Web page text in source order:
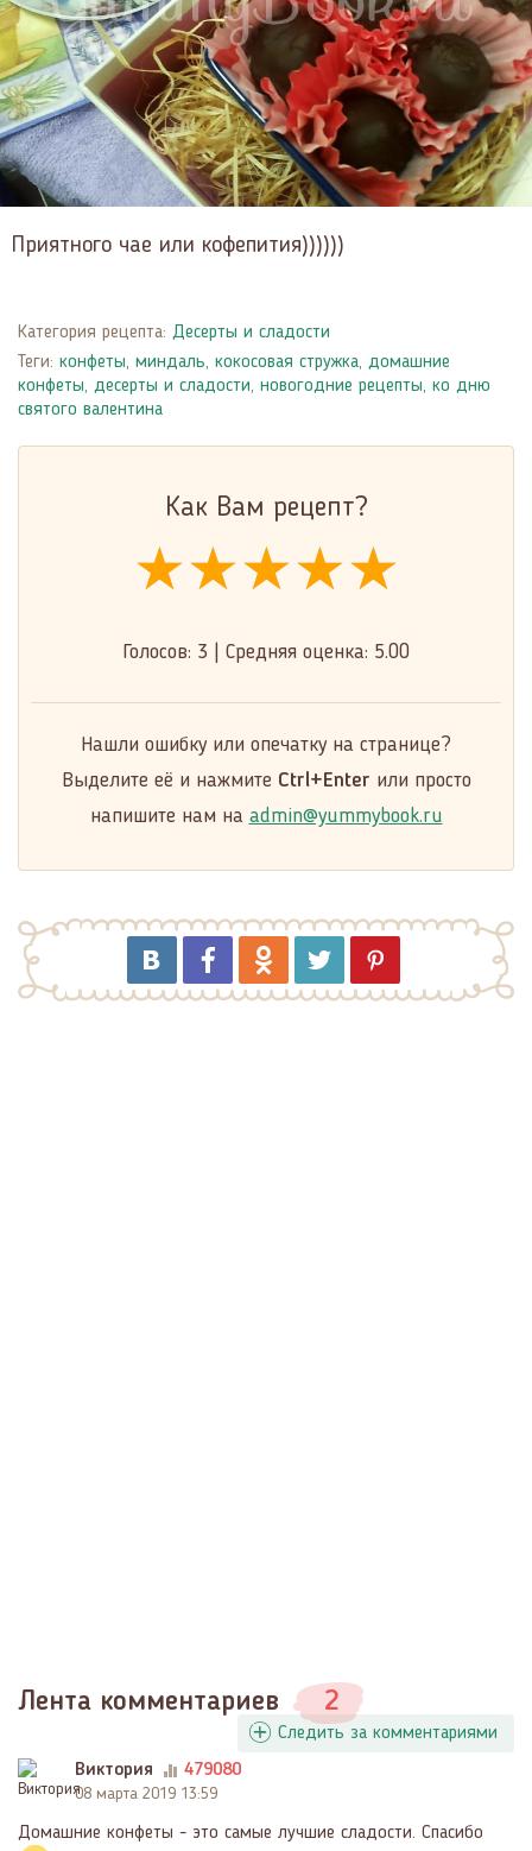
Приятного чае или кофепития))))))
Категория рецепта: Десерты и сладости
Теги: конфеты, миндаль, кокосовая стружка, домашние
конфеты, десерты и сладости, новогодние рецепты, ко дню
святого валентина
Как Вам рецепт?
★★★★★
★★★★★
★★★★★
Голосов: 3 Средняя оценка: 5.00
Нашли ошибку или опечатку на странице?
Выделите её и нажмите Ctrl+Enter или просто
напишите нам на admin@yummybook.ru
Лента комментариев 2
Следить за комментариями
Виктория
479080
08 марта 2019 13:59
Домашние конфеты - это самые лучшие сладости. Спасибо